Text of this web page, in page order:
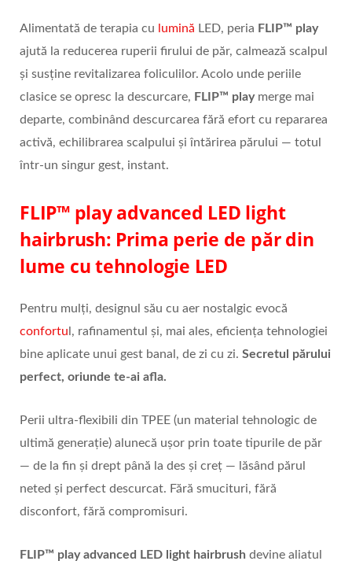
Alimentată de terapia cu lumină LED, peria FLIP™ play
ajută la reducerea ruperii firului de păr, calmează scalpul
și susține revitalizarea foliculilor. Acolo unde periile
clasice se opresc la descurcare, FLIP™ playmerge mai
departe, combinând descurcarea fără efort cu repararea
activă, echilibrarea scalpului și întărirea părului — totul
într-un singur gest, instant.
FLIP™ play advanced LED light
hairbrush: Prima perie de păr din
lume cu tehnologie LED
Pentru mulți, designul său cu aer nostalgic evocă
confortu l, rafinamentul și, mai ales, eficiența tehnologiei
bine aplicate unui gest banal, de zi cu zi. Secretul părului
perfect, oriunde te-ai afla.
Perii ultra-flexibili din TPEE (un material tehnologic de
ultimă generație) alunecă ușor prin toate tipurile de păr
— de la fin și drept până la des și creț — lăsând părul
neted și perfect descurcat. Fără smucituri, fără
disconfort, fără compromisuri.
FLIP™ play advanced LED light hairbrush devine aliatul